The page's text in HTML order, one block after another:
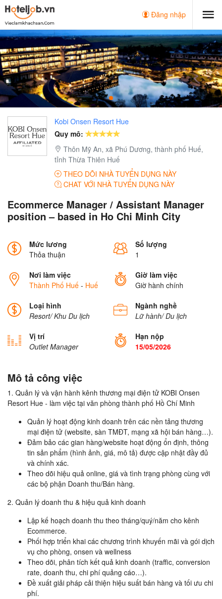
Đăng nhập
Kobi Onsen Resort Hue
Quy mô:
Thôn Mỹ An, xã Phú Dương, thành phố Huế,
tỉnh Thừa Thiên Huế
THEO DÕI NHÀ TUYỂN DỤNG NÀY
CHAT VỚI NHÀ TUYỂN DỤNG NÀY
Ecommerce Manager / Assistant Manager
position – based in Ho Chi Minh City
Mức lương
Thỏa thuận
Số lượng
1
Nơi làm việc
Thành Phố Huế - Huế
Giờ làm việc
Giờ hành chính
Loại hình
Resort/ Khu Du lịch
Ngành nghề
Lữ hành/ Du lịch
Vị trí
Outlet Manager
Hạn nộp
15/05/2026
Mô tả công việc
1. Quản lý và vận hành kênh thương mại điện tử KOBI Onsen
Resort Hue - làm việc tại văn phòng thành phố Hồ Chí Minh
Quản lý hoạt động kinh doanh trên các nền tảng thương
mại điện tử (website, sàn TMĐT, mạng xã hội bán hàng…).
Đảm bảo các gian hàng/website hoạt động ổn định, thông
tin sản phẩm (hình ảnh, giá, mô tả) được cập nhật đầy đủ
và chính xác.
Theo dõi hiệu quả online, giá và tình trạng phòng cùng với
các bộ phận Doanh thu/Bán hàng.
2. Quản lý doanh thu & hiệu quả kinh doanh
Lập kế hoạch doanh thu theo tháng/quý/năm cho kênh
Ecommerce.
Phối hợp triển khai các chương trình khuyến mãi và gói dịch
vụ cho phòng, onsen và wellness
Theo dõi, phân tích kết quả kinh doanh (traffic, conversion
rate, doanh thu, chi phí quảng cáo…).
Đề xuất giải pháp cải thiện hiệu suất bán hàng và tối ưu chi
phí.